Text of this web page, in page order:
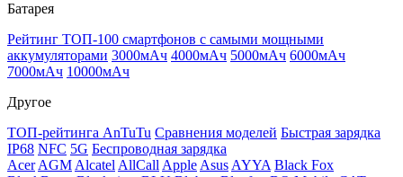
Батарея
Рейтинг ТОП-100 смартфонов с самыми мощными
аккумуляторами 3000мАч 4000мАч 5000мАч 6000мАч
7000мАч 10000мАч
Другое
ТОП-рейтинга AnTuTu Сравнения моделей Быстрая зарядка
IP68 NFC 5G Беспроводная зарядка
Acer AGM Alcatel AllCall Apple Asus AYYA Black Fox